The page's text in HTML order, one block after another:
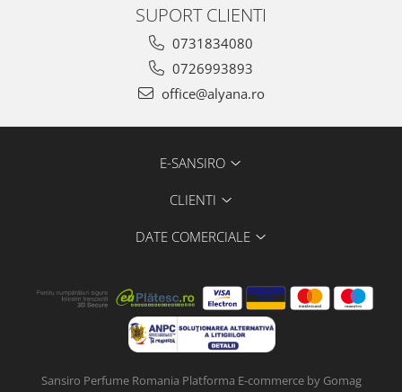
SUPORT CLIENTI
0731834080
0726993893
office@alyana.ro
E-SANSIRO
CLIENTI
DATE COMERCIALE
Sansiro Perfume Romania Platforma E-commerce by Gomag